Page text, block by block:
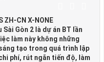
ZH-CN X-NONE
Gòn 2 là dự án BT lần
làm này không những
tạo trong quá trình lập
phí, rút ngắn tiến độ, làm